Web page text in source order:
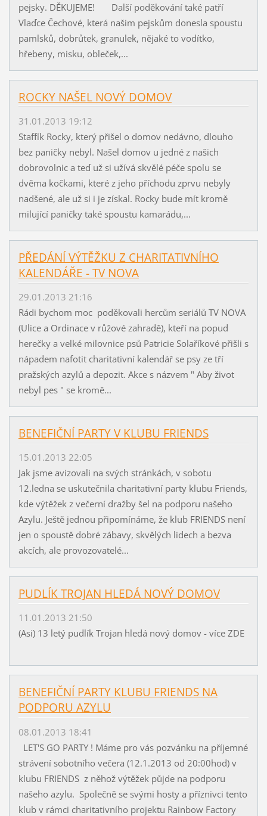
pejsky. DĚKUJEME! Další poděkování také patří
Vlaďce Čechové, která našim pejskům donesla spoustu
pamlsků, dobrůtek, granulek, nějaké to vodítko,
hřebeny, misku, obleček,...
ROCKY NAŠEL NOVÝ DOMOV
31.01.2013 19:12
Staffík Rocky, který přišel o domov nedávno, dlouho
bez paničky nebyl. Našel domov u jedné z našich
dobrovolnic a teď už si užívá skvělé péče spolu se
dvěma kočkami, které z jeho příchodu zprvu nebyly
nadšené, ale už si i je získal. Rocky bude mít kromě
milující paničky také spoustu kamarádu,...
PŘEDÁNÍ VÝTĚŽKU Z CHARITATIVNÍHO
KALENDÁŘE - TV NOVA
29.01.2013 21:16
Rádi bychom moc poděkovali hercům seriálů TV NOVA
(Ulice a Ordinace v růžové zahradě), kteří na popud
herečky a velké milovnice psů Patricie Solaříkové přišli s
nápadem nafotit charitativní kalendář se psy ze tří
pražských azylů a depozit. Akce s názvem " Aby život
nebyl pes " se kromě...
BENEFIČNÍ PARTY V KLUBU FRIENDS
15.01.2013 22:05
Jak jsme avizovali na svých stránkách, v sobotu
12.ledna se uskutečnila charitativní party klubu Friends,
kde výtěžek z večerní dražby šel na podporu našeho
Azylu. Ještě jednou připomínáme, že klub FRIENDS není
jen o spoustě dobré zábavy, skvělých lidech a bezva
akcích, ale provozovatelé...
PUDLÍK TROJAN HLEDÁ NOVÝ DOMOV
11.01.2013 21:50
(Asi) 13 letý pudlík Trojan hledá nový domov - více ZDE
BENEFIČNÍ PARTY KLUBU FRIENDS NA
PODPORU AZYLU
08.01.2013 18:41
LET'S GO PARTY ! Máme pro vás pozvánku na příjemné
strávení sobotního večera (12.1.2013 od 20:00hod) v
klubu FRIENDS z něhož výtěžek půjde na podporu
našeho azylu. Společně se svými hosty a příznivci tento
klub v rámci charitativního projektu Rainbow Factory